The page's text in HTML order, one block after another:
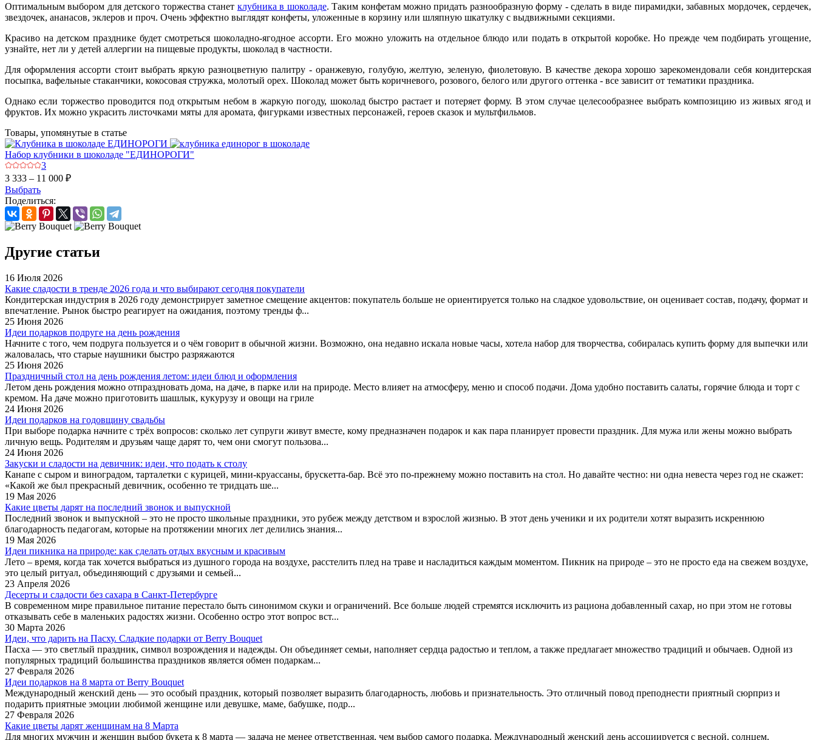
Оптимальным выбором для детского торжества станет клубника в шоколаде. Таким конфетам можно придать разнообразную форму - сделать в виде пирамидки, забавных мордочек, сердечек,
звездочек, ананасов, эклеров и проч. Очень эффектно выглядят конфеты, уложенные в корзину или шляпную шкатулку с выдвижными секциями.
Красиво на детском празднике будет смотреться шоколадно-ягодное ассорти. Его можно уложить на отдельное блюдо или подать в открытой коробке. Но прежде чем подбирать угощение,
узнайте, нет ли у детей аллергии на пищевые продукты, шоколад в частности.
Для оформления ассорти стоит выбрать яркую разноцветную палитру - оранжевую, голубую, желтую, зеленую, фиолетовую. В качестве декора хорошо зарекомендовали себя кондитерская
посыпка, вафельные стаканчики, кокосовая стружка, молотый орех. Шоколад может быть коричневого, розового, белого или другого оттенка - все зависит от тематики праздника.
Однако если торжество проводится под открытым небом в жаркую погоду, шоколад быстро растает и потеряет форму. В этом случае целесообразнее выбрать композицию из живых ягод и
фруктов. Их можно украсить листочками мяты для аромата, фигурками известных персонажей, героев сказок и мультфильмов.
Товары, упомянутые в статье
Набор клубники в шоколаде "ЕДИНОРОГИ"
3
3 333 – 11 000 ₽
Выбрать
Поделиться:
Другие статьи
16 Июля 2026
Какие сладости в тренде 2026 года и что выбирают сегодня покупатели
Кондитерская индустрия в 2026 году демонстрирует заметное смещение акцентов: покупатель больше не ориентируется только на сладкое удовольствие, он оценивает состав, подачу, формат и
впечатление. Рынок быстро реагирует на ожидания, поэтому тренды ф...
25 Июня 2026
Идеи подарков подруге на день рождения
Начните с того, чем подруга пользуется и о чём говорит в обычной жизни. Возможно, она недавно искала новые часы, хотела набор для творчества, собиралась купить форму для выпечки или
жаловалась, что старые наушники быстро разряжаются
25 Июня 2026
Праздничный стол на день рождения летом: идеи блюд и оформления
Летом день рождения можно отпраздновать дома, на даче, в парке или на природе. Место влияет на атмосферу, меню и способ подачи. Дома удобно поставить салаты, горячие блюда и торт с
кремом. На даче можно приготовить шашлык, кукурузу и овощи на гриле
24 Июня 2026
Идеи подарков на годовщину свадьбы
При выборе подарка начните с трёх вопросов: сколько лет супруги живут вместе, кому предназначен подарок и как пара планирует провести праздник. Для мужа или жены можно выбрать
личную вещь. Родителям и друзьям чаще дарят то, чем они смогут пользова...
24 Июня 2026
Закуски и сладости на девичник: идеи, что подать к столу
Канапе с сыром и виноградом, тарталетки с курицей, мини-круассаны, брускетта-бар. Всё это по-прежнему можно поставить на стол. Но давайте честно: ни одна невеста через год не скажет:
«Какой же был прекрасный девичник, особенно те тридцать ше...
19 Мая 2026
Какие цветы дарят на последний звонок и выпускной
Последний звонок и выпускной – это не просто школьные праздники, это рубеж между детством и взрослой жизнью. В этот день ученики и их родители хотят выразить искреннюю
благодарность педагогам, которые на протяжении многих лет делились знания...
19 Мая 2026
Идеи пикника на природе: как сделать отдых вкусным и красивым
Лето – время, когда так хочется выбраться из душного города на воздухе, расстелить плед на траве и насладиться каждым моментом. Пикник на природе – это не просто еда на свежем воздухе,
это целый ритуал, объединяющий с друзьями и семьей...
23 Апреля 2026
Десерты и сладости без сахара в Санкт-Петербурге
В современном мире правильное питание перестало быть синонимом скуки и ограничений. Все больше людей стремятся исключить из рациона добавленный сахар, но при этом не готовы
отказывать себе в маленьких радостях жизни. Особенно остро этот вопрос вст...
30 Марта 2026
Идеи, что дарить на Пасху. Сладкие подарки от Berry Bouquet
Пасха — это светлый праздник, символ возрождения и надежды. Он объединяет семьи, наполняет сердца радостью и теплом, а также предлагает множество традиций и обычаев. Одной из
популярных традиций большинства праздников является обмен подаркам...
27 Февраля 2026
Идеи подарков на 8 марта от Berry Bouquet
Международный женский день — это особый праздник, который позволяет выразить благодарность, любовь и признательность. Это отличный повод преподнести приятный сюрприз и
подарить приятные эмоции любимой женщине или девушке, маме, бабушке, подр...
27 Февраля 2026
Какие цветы дарят женщинам на 8 Марта
Для многих мужчин и женщин выбор букета к 8 марта — задача не менее ответственная, чем выбор самого подарка. Международный женский день ассоциируется с весной, солнцем,